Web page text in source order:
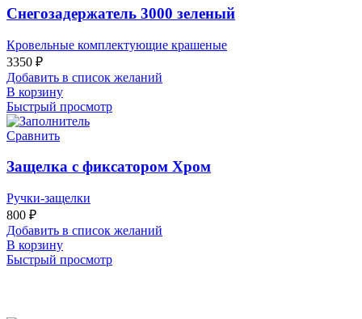
Снегозадержатель 3000 зеленый
Кровельные комплектующие крашеные
3350 ₽
Добавить в список желаний
В корзину
Быстрый просмотр
Сравнить
Защелка с фиксатором Хром
Ручки-защелки
800 ₽
Добавить в список желаний
В корзину
Быстрый просмотр